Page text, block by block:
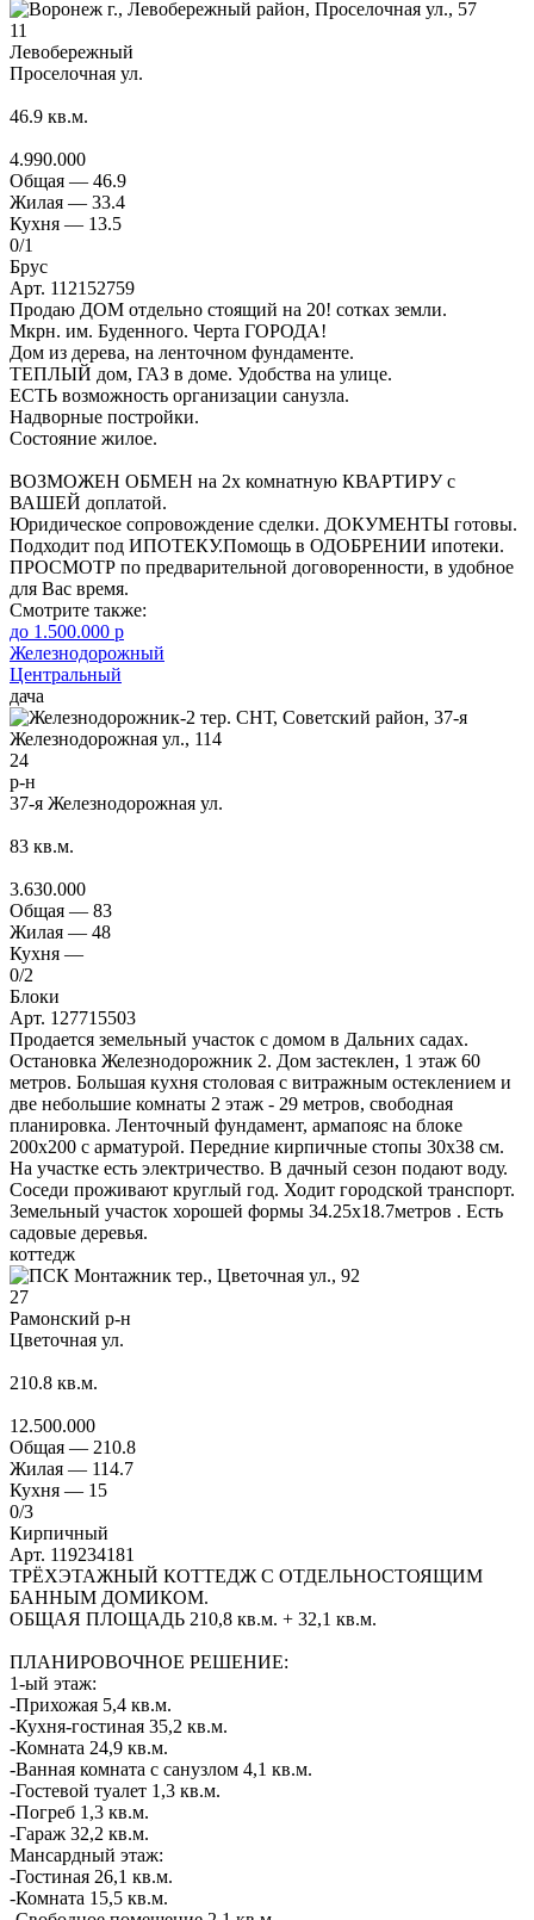
11
Левобережный
Проселочная ул.
46.9 кв.м.
4.990.000
Общая — 46.9
Жилая — 33.4
Кухня — 13.5
0/1
Брус
Арт. 112152759
Продаю ДОМ отдельно стоящий на 20! сотках земли.
Мкрн. им. Буденного. Черта ГОРОДА!
Дом из дерева, на ленточном фундаменте.
ТЕПЛЫЙ дом, ГАЗ в доме. Удобства на улице.
ЕСТЬ возможность организации санузла.
Надворные постройки.
Состояние жилое.
ВОЗМОЖЕН ОБМЕН на 2х комнатную КВАРТИРУ с
ВАШЕЙ доплатой.
Юридическое сопровождение сделки. ДОКУМЕНТЫ готовы.
Подходит под ИПОТЕКУ.Помощь в ОДОБРЕНИИ ипотеки.
ПРОСМОТР по предварительной договоренности, в удобное
для Вас время.
Смотрите также:
до 1.500.000 р
Железнодорожный
Центральный
дача
24
р-н
37-я Железнодорожная ул.
83 кв.м.
3.630.000
Общая — 83
Жилая — 48
Кухня —
0/2
Блоки
Арт. 127715503
Продается земельный участок с домом в Дальних садах.
Остановка Железнодорожник 2. Дом застеклен, 1 этаж 60
метров. Большая кухня столовая с витражным остеклением и
две небольшие комнаты 2 этаж - 29 метров, свободная
планировка. Ленточный фундамент, армапояс на блоке
200х200 с арматурой. Передние кирпичные стопы 30х38 см.
На участке есть электричество. В дачный сезон подают воду.
Соседи проживают круглый год. Ходит городской транспорт.
Земельный участок хорошей формы 34.25х18.7метров . Есть
садовые деревья.
коттедж
27
Рамонский р-н
Цветочная ул.
210.8 кв.м.
12.500.000
Общая — 210.8
Жилая — 114.7
Кухня — 15
0/3
Кирпичный
Арт. 119234181
ТРЁХЭТАЖНЫЙ КОТТЕДЖ С ОТДЕЛЬНОСТОЯЩИМ
БАННЫМ ДОМИКОМ.
ОБЩАЯ ПЛОЩАДЬ 210,8 кв.м. + 32,1 кв.м.
ПЛАНИРОВОЧНОЕ РЕШЕНИЕ:
1-ый этаж:
-Прихожая 5,4 кв.м.
-Кухня-гостиная 35,2 кв.м.
-Комната 24,9 кв.м.
-Ванная комната с санузлом 4,1 кв.м.
-Гостевой туалет 1,3 кв.м.
-Погреб 1,3 кв.м.
-Гараж 32,2 кв.м.
Мансардный этаж:
-Гостиная 26,1 кв.м.
-Комната 15,5 кв.м.